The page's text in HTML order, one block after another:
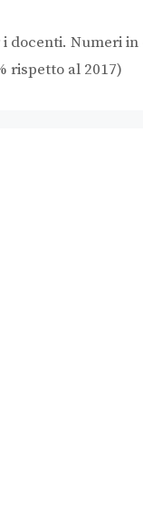
docenti. Numeri
rispetto al 2017)